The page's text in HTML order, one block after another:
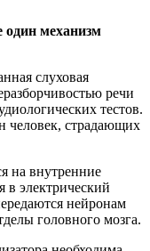
механизм
слуховая
речи
тестов.
человек, страдающих
на внутренние
в электрический
нейронам
головного мозга.